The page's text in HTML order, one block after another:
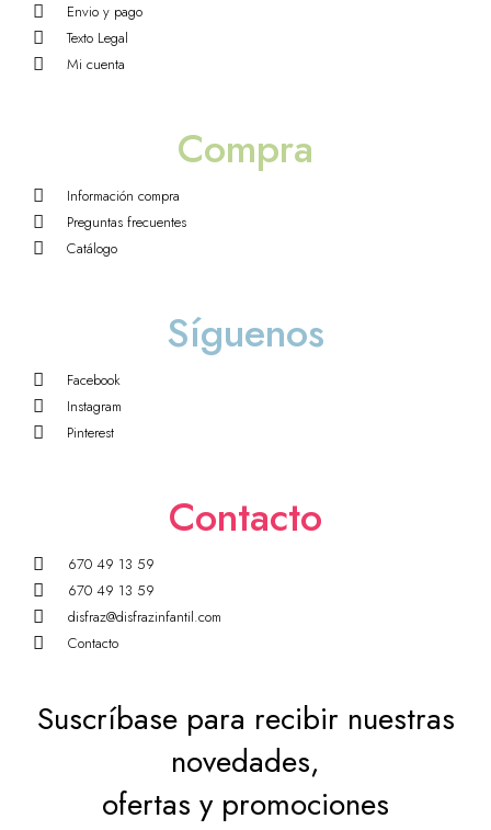
Envio y pago
Texto Legal
Mi cuenta
Compra
Información compra
Preguntas frecuentes
Catálogo
Síguenos
Facebook
Instagram
Pinterest
Contacto
670 49 13 59
670 49 13 59
disfraz@disfrazinfantil.com
Contacto
Suscríbase para recibir nuestras
novedades,
ofertas y promociones